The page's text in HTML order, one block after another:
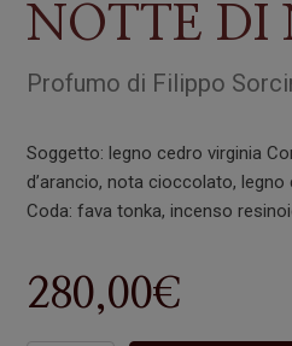
NOTTE DI
Profumo di Filippo
Soggetto: legno cedro virginia
d’arancio, nota cioccolato, legno
Coda: fava tonka, incenso
280,00€